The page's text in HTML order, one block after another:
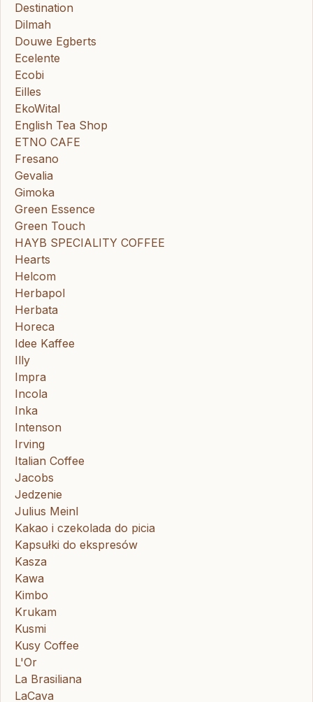
Destination
Dilmah
Douwe Egberts
Ecelente
Ecobi
Eilles
EkoWital
English Tea Shop
ETNO CAFE
Fresano
Gevalia
Gimoka
Green Essence
Green Touch
HAYB SPECIALITY COFFEE
Hearts
Helcom
Herbapol
Herbata
Horeca
Idee Kaffee
Illy
Impra
Incola
Inka
Intenson
Irving
Italian Coffee
Jacobs
Jedzenie
Julius Meinl
Kakao i czekolada do picia
Kapsułki do ekspresów
Kasza
Kawa
Kimbo
Krukam
Kusmi
Kusy Coffee
L'Or
La Brasiliana
LaCava